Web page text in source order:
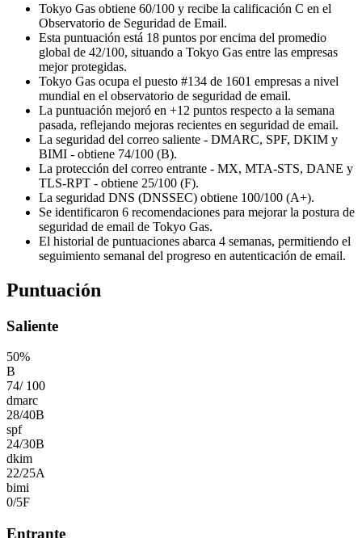
Tokyo Gas obtiene 60/100 y recibe la calificación C en el
Observatorio de Seguridad de Email.
Esta puntuación está 18 puntos por encima del promedio
global de 42/100, situando a Tokyo Gas entre las empresas
mejor protegidas.
Tokyo Gas ocupa el puesto #134 de 1601 empresas a nivel
mundial en el observatorio de seguridad de email.
La puntuación mejoró en +12 puntos respecto a la semana
pasada, reflejando mejoras recientes en seguridad de email.
La seguridad del correo saliente - DMARC, SPF, DKIM y
BIMI - obtiene 74/100 (B).
La protección del correo entrante - MX, MTA-STS, DANE y
TLS-RPT - obtiene 25/100 (F).
La seguridad DNS (DNSSEC) obtiene 100/100 (A+).
Se identificaron 6 recomendaciones para mejorar la postura de
seguridad de email de Tokyo Gas.
El historial de puntuaciones abarca 4 semanas, permitiendo el
seguimiento semanal del progreso en autenticación de email.
Puntuación
Saliente
50%
B
74/ 100
dmarc
28/40B
spf
24/30B
dkim
22/25A
bimi
0/5F
Entrante